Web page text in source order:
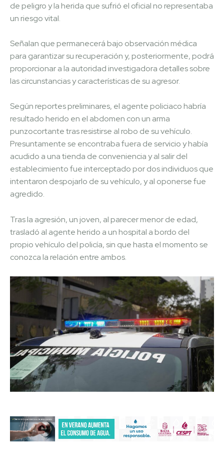
de peligro y la herida que sufrió el oficial no representaba
un riesgo vital.
Señalan que permanecerá bajo observación médica
para garantizar su recuperación y, posteriormente, podrá
proporcionar a la autoridad investigadora detalles sobre
las circunstancias y características de su agresor.
Según reportes preliminares, el agente policiaco habría
resultado herido en el abdomen con un arma
punzocortante tras resistirse al robo de su vehículo.
Presuntamente se encontraba fuera de servicio y había
acudido a una tienda de conveniencia y al salir del
establecimiento fue interceptado por dos individuos que
intentaron despojarlo de su vehículo, y al oponerse fue
agredido.
Tras la agresión, un joven, al parecer menor de edad,
trasladó al agente herido a un hospital a bordo del
propio vehículo del policía, sin que hasta el momento se
conozca la relación entre ambos.